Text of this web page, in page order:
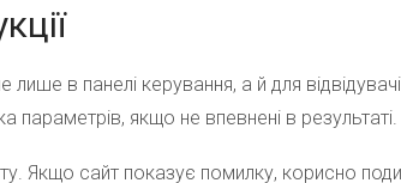
в панелі керування, а й для
параметрів, якщо не впевнені в результаті.
Якщо сайт показує помилку, корисно